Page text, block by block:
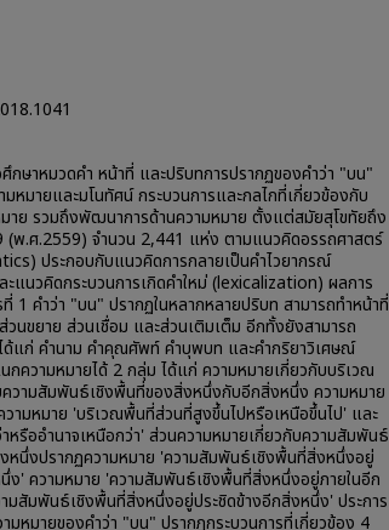
กษาหมวดคำ หน้าที่ และปริบทการปรากฏของคำว่า "บน"
มหมายและมโนทัศน์ กระบวนการและกลไกที่เกี่ยวข้องกับ
าย รวมถึงพัฒนาการด้านความหมาย ตั้งแต่สมัยสุโขทัยถึง
(พ.ศ.2559) จำนวน 2,441 แห่ง ตามแนวคิดอรรถศาสตร์
ประกอบกับแนวคิดการกลายเป็นคำไวยากรณ์
นวคิดกระบวนการเกิดคำใหม่ (lexicalization) ผลการ
1 คำว่า "บน" ปรากฏในหลากหลายปริบท สามารถทำหน้าที่
นขยาย ส่วนเชื่อม และส่วนเติมเต็ม อีกทั้งยังสามารถ
ด้แก่ คำนาม คำคุณศัพท์ คำบุพบท และคำกริยาวิเศษณ์
กความหมายได้ 2 กลุ่ม ได้แก่ ความหมายเกี่ยวกับบริเวณ
วามสัมพันธ์เชิงพื้นที่ของสิ่งหนึ่งกับอีกสิ่งหนึ่ง ความหมาย
ามหมาย 'บริเวณพื้นที่ส่วนที่สูงขึ้นไปหรือเหนือขึ้นไป' และ
รืออำนาจเหนือกว่า' ส่วนความหมายเกี่ยวกับความสัมพันธ์
นึ่งปรากฏความหมาย 'ความสัมพันธ์เชิงพื้นที่สิ่งหนึ่งอยู่
ง' ความหมาย 'ความสัมพันธ์เชิงพื้นที่สิ่งหนึ่งอยู่ภายในอีก
มสัมพันธ์เชิงพื้นที่สิ่งหนึ่งอยู่ประชิดข้างอีกสิ่งหนึ่ง' ประการ
มหมายของคำว่า "บน" ปรากฏกระบวนการที่เกี่ยวข้อง 4